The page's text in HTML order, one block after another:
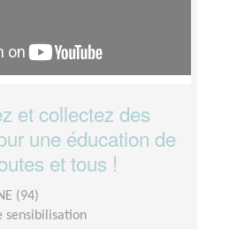
et collectez des
une éducation de
et tous !
(94)
sensibilisation